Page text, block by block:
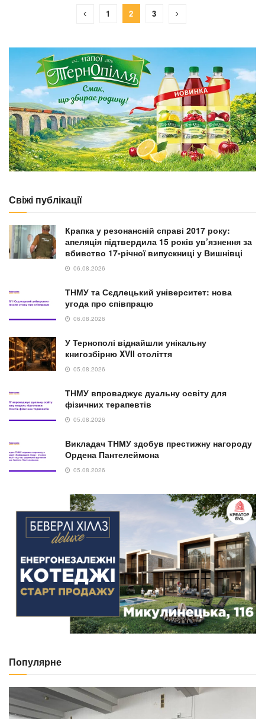
1 2 3
Свіжі публікації
Крапка у резонансній справі 2017 року:
апеляція підтвердила 15 років ув’язнення за
вбивство 17-річної випускниці у Вишнівці
06.08.2026
ТНМУ та Сєдлецький університет: нова
угода про співпрацю
06.08.2026
У Тернополі віднайшли унікальну
книгозбірню XVII століття
05.08.2026
ТНМУ впроваджує дуальну освіту для
фізичних терапевтів
05.08.2026
Викладач ТНМУ здобув престижну нагороду
Ордена Пантелеймона
05.08.2026
Популярне